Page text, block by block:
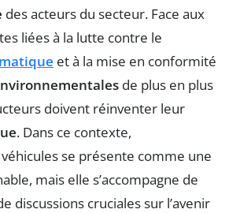
des acteurs du secteur. Face aux
liées à la lutte contre le
et à la mise en conformité
de plus en plus
doivent réinventer leur
. Dans ce contexte,
se présente comme une
mais elle s’accompagne de
discussions cruciales sur l’avenir